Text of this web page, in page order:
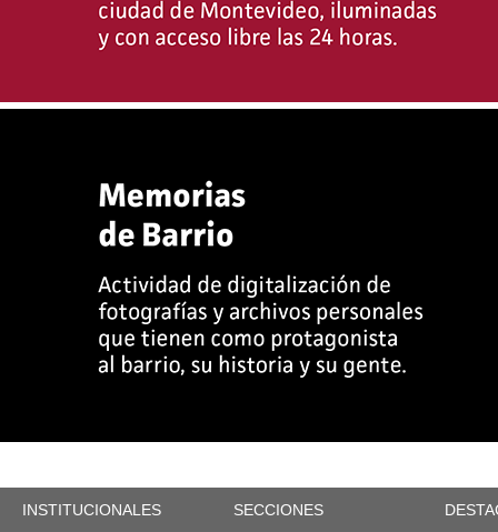
INSTITUCIONALES SECCIONES